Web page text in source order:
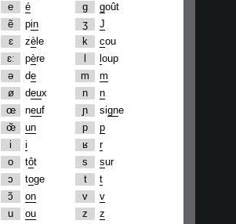
e
é
ẽ
pin
ɛ
zè le
ɛː
père
ə
de
ø
deux
œ
neuf
œ̃
un
i
i
o
tôt
ɔ
toge
ɔ̃
on
u
ou
g
goût
ʒ
J
k
cou
oup
m
m
n
n
ɲ
signe
p
p
ʁ
r
s
sur
t
t
v
v
z
z